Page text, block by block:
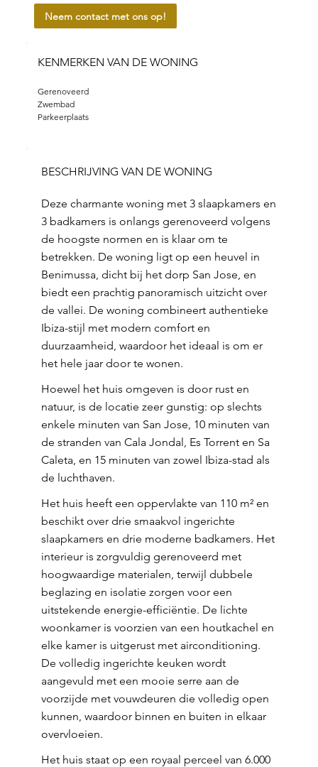
Neem contact met ons op!
KENMERKEN VAN DE WONING
Gerenoveerd
Zwembad
Parkeerplaats
BESCHRIJVING VAN DE WONING
Deze charmante woning met 3 slaapkamers en
3 badkamers is onlangs gerenoveerd volgens
de hoogste normen en is klaar om te
betrekken. De woning ligt op een heuvel in
Benimussa, dicht bij het dorp San Jose, en
biedt een prachtig panoramisch uitzicht over
de vallei. De woning combineert authentieke
Ibiza-stijl met modern comfort en
duurzaamheid, waardoor het ideaal is om er
het hele jaar door te wonen.
Hoewel het huis omgeven is door rust en
natuur, is de locatie zeer gunstig: op slechts
enkele minuten van San Jose, 10 minuten van
de stranden van Cala Jondal, Es Torrent en Sa
Caleta, en 15 minuten van zowel Ibiza-stad als
de luchthaven.
Het huis heeft een oppervlakte van 110 m² en
beschikt over drie smaakvol ingerichte
slaapkamers en drie moderne badkamers. Het
interieur is zorgvuldig gerenoveerd met
hoogwaardige materialen, terwijl dubbele
beglazing en isolatie zorgen voor een
uitstekende energie-efficiëntie. De lichte
woonkamer is voorzien van een houtkachel en
elke kamer is uitgerust met airconditioning.
De volledig ingerichte keuken wordt
aangevuld met een mooie serre aan de
voorzijde met vouwdeuren die volledig open
kunnen, waardoor binnen en buiten in elkaar
overvloeien.
Het huis staat op een royaal perceel van 6.000